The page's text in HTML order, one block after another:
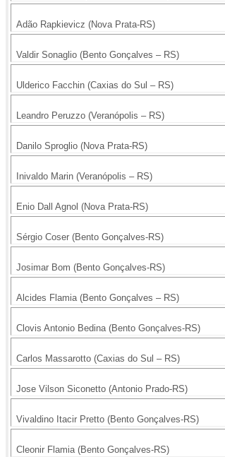
Adão Rapkievicz (Nova Prata-RS)
Valdir Sonaglio (Bento Gonçalves – RS)
Ulderico Facchin (Caxias do Sul – RS)
Leandro Peruzzo (Veranópolis – RS)
Danilo Sproglio (Nova Prata-RS)
Inivaldo Marin (Veranópolis – RS)
Enio Dall Agnol (Nova Prata-RS)
Sérgio Coser (Bento Gonçalves-RS)
Josimar Bom (Bento Gonçalves-RS)
Alcides Flamia (Bento Gonçalves – RS)
Clovis Antonio Bedina (Bento Gonçalves-RS)
Carlos Massarotto (Caxias do Sul – RS)
Jose Vilson Siconetto (Antonio Prado-RS)
Vivaldino Itacir Pretto (Bento Gonçalves-RS)
Cleonir Flamia (Bento Gonçalves-RS)